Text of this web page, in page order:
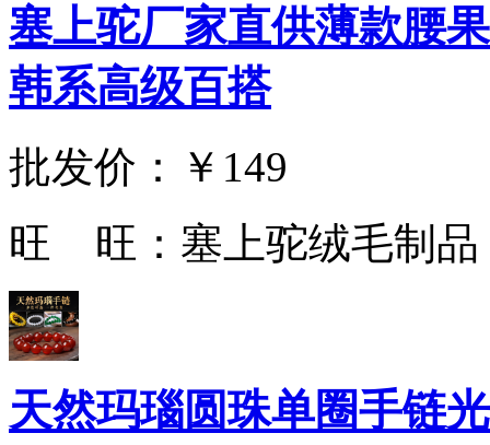
塞上驼厂家直供薄款腰
韩系高级百搭
批发价：
￥149
旺 旺： 塞上驼绒毛制品
天然玛瑙圆珠单圈手链